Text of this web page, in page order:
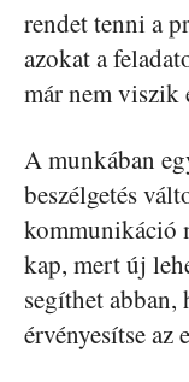
rendet tenni a
azokat a
már nem viszik
A munkában
beszélgetés
kommunikáció
kap, mert új
segíthet abban,
érvényesítse az